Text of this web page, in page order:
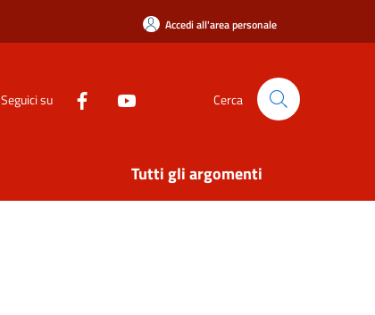
Accedi all'area personale
Seguici su Cerca
Tutti gli argomenti